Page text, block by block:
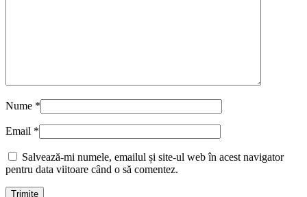
Nume *
Email *
Salvează-mi numele, emailul și site-ul web în acest navigator
pentru data viitoare când o să comentez.